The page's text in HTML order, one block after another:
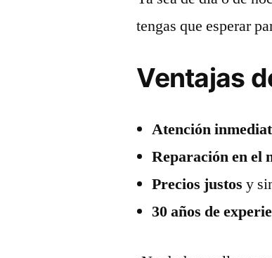
tengas que esperar
Ventajas
Atención
Reparación en el
Precios justos y
30 años de